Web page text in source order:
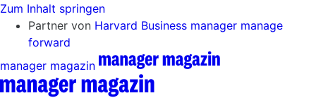
Zum Inhalt springen
Partner von Harvard Business manager manage
forward
manager magazin